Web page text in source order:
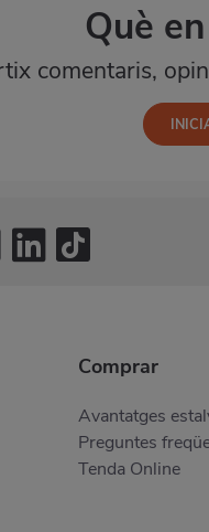
Què
comentaris,
Comprar
Avantatges
Preguntes
Tenda Online